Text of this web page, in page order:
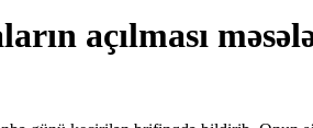
açılması